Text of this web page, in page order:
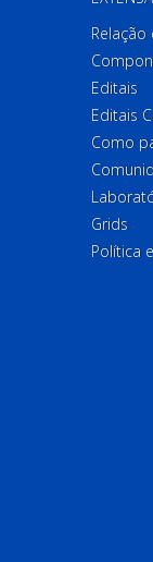
Editais
Editais
Como
Grids
Política